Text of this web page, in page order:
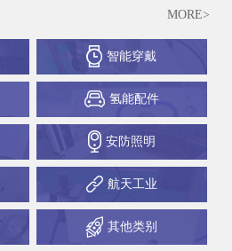
MORE>
智能穿戴
氢能配件
安防照明
航天工业
其他类别